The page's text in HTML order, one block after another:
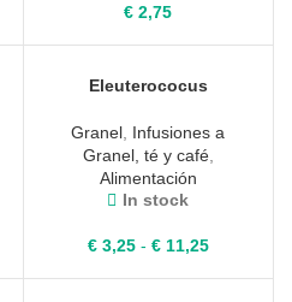
€ 2,75
Eleuterococus
Granel Infusiones a
Granel, té y café,
Alimentación
In stock
€3,25 - €11,25Rango